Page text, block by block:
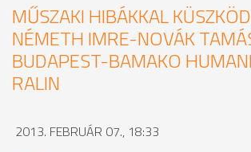
MŰSZAKI HIBÁKKAL
NÉMETH IMRE-NOVÁK
BUDAPEST-BAMAKO
RALIN
2013. FEBRUÁR 07., 18:33